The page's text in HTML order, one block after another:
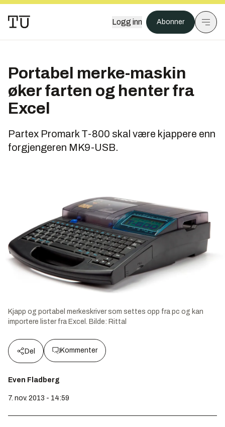
Logg inn Abonner
Portabel merke-maskin
øker farten og henter fra
Excel
Partex Promark T-800 skal være kjappere enn
forgjengeren MK9-USB.
Kjapp og portabel merkeskriver som settes opp fra pc og kan
importere lister fra Excel. Bilde: Rittal
Del Kommenter
Even Fladberg
7. nov. 2013 - 14:59